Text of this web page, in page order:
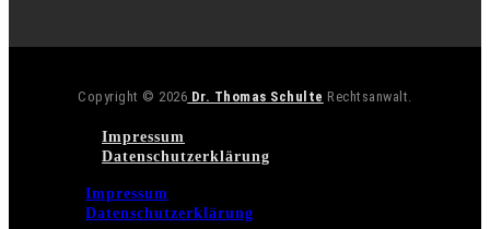
Copyright © 2026 Dr. Thomas Schulte Rechtsanwalt.
Impressum
Datenschutzerklärung
Impressum
Datenschutzerklärung